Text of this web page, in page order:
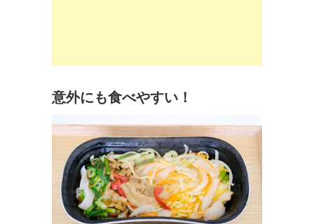
意外にも食べやすい！